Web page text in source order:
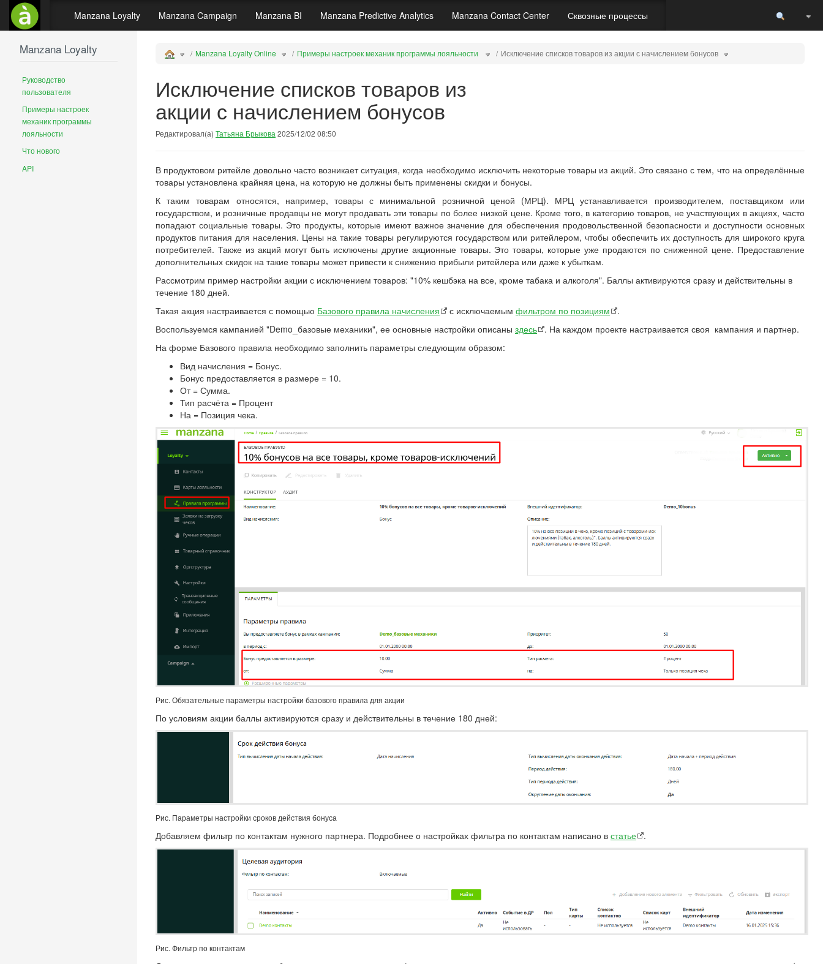
Manzana Loyalty Manzana Campaign Manzana BI Manzana Predictive Analytics Manzana Contact Center Сквозные процессы
Manzana Loyalty Online Примеры настроек механик программы лояльности Исключение списков товаров из акции с начислением бонусов
Исключение списков товаров из
акции с начислением бонусов
Редактировал(а) Татьяна Брыкова 2025/12/02 08:50
В продуктовом ритейле довольно часто возникает ситуация, когда необходимо исключить некоторые товары из акций. Это связано с тем, что на определённые
товары установлена крайняя цена, на которую не должны быть применены скидки и бонусы.
К таким товарам относятся, например, товары с минимальной розничной ценой (МРЦ). МРЦ устанавливается производителем, поставщиком или
государством, и розничные продавцы не могут продавать эти товары по более низкой цене. Кроме того, в категорию товаров, не участвующих в акциях, часто
попадают социальные товары. Это продукты, которые имеют важное значение для обеспечения продовольственной безопасности и доступности основных
продуктов питания для населения. Цены на такие товары регулируются государством или ритейлером, чтобы обеспечить их доступность для широкого круга
потребителей. Также из акций могут быть исключены другие акционные товары. Это товары, которые уже продаются по сниженной цене. Предоставление
дополнительных скидок на такие товары может привести к снижению прибыли ритейлера или даже к убыткам.
Рассмотрим пример настройки акции с исключением товаров: "10% кешбэка на все, кроме табака и алкоголя". Баллы активируются сразу и действительны в
течение 180 дней.
Такая акция настраивается с помощью Базового правила начисления с исключаемым фильтром по позициям
.
Воспользуемся кампанией "Demo_базовые механики", ее основные настройки описаны здесь
. На каждом проекте настраивается своя кампания и партнер.
На форме Базового правила необходимо заполнить параметры следующим образом:
Вид начисления = Бонус.
Бонус предоставляется в размере = 10.
От = Сумма.
Тип расчёта = Процент
На = Позиция чека.
Рис. Обязательные параметры настройки базового правила для акции
По условиям акции баллы активируются сразу и действительны в течение 180 дней:
Рис. Параметры настройки сроков действия бонуса
Добавляем фильтр по контактам нужного партнера. Подробнее о настройках фильтра по контактам написано в статье .
Рис. Фильтр по контактам
Manzana Loyalty
Руководство
пользователя
Примеры настроек
механик программы
лояльности
Что нового
API